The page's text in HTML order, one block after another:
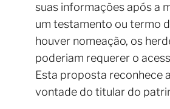
suas informações após a
um testamento ou termo
houver nomeação, os
poderiam requerer o
Esta proposta reconhece
vontade do titular do